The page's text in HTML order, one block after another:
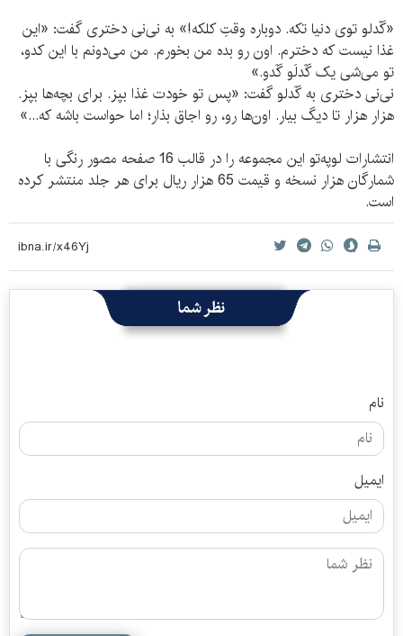
«گَدلو توی دنیا تکه. دوباره وقتِ کلکه!» به نی‌نی دختری گفت: «این
غذا نیست که دخترم. اون رو بده من بخورم. من می‌دونم با این کدو،
تو می‌شی یک گَدلَو گَدو.»
نی‌نی دختری به گَدلو گفت: «پس تو خودت غذا بپز. برای بچه‌ها بپز.
هزار هزار تا دیگ بیار. اون‌ها رو، رو اجاق بذار؛ اما حواست باشه که...»
انتشارات لوپه‌تو این مجموعه را در قالب 16 صفحه مصور رنگی با
شمارگان هزار نسخه و قیمت 65 هزار ریال برای هر جلد منتشر کرده
است.
نظر شما
نام
ایمیل